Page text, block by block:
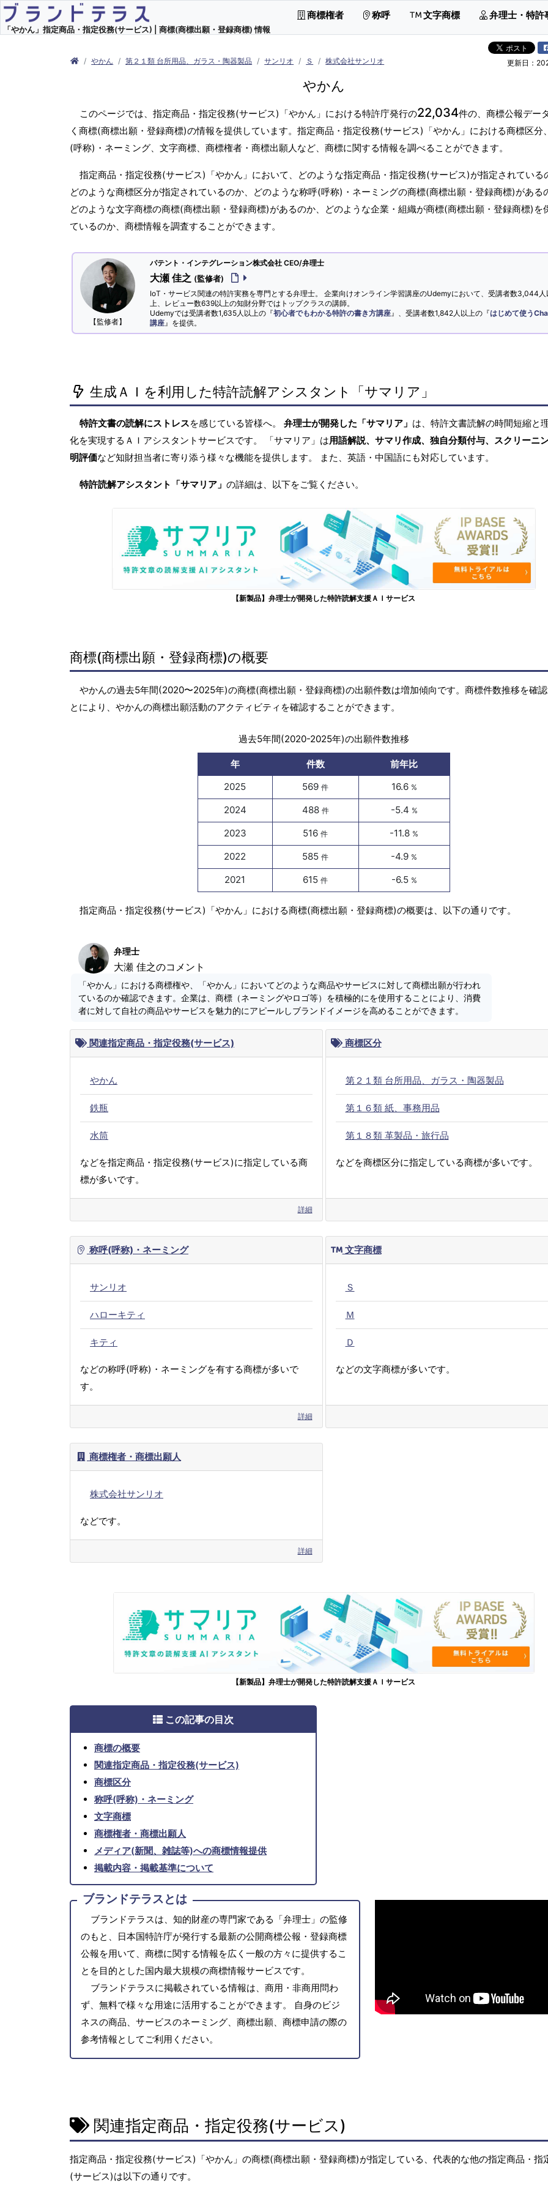
「やかん」指定商品・指定役務(サービス) | 商標(商標出願・登録商標) 情報
商標権者 称呼 文字商標 弁理士・特許
やかん 第２１類 台所用品、ガラス・陶器製品 サンリオ Ｓ 株式会社サンリオ 更新日：
やかん
このページでは、指定商品・指定役務(サービス)「やかん」における特許庁発行の22,034件の、商標公報デー
く商標(商標出願・登録商標)の情報を提供しています。指定商品・指定役務(サービス)「やかん」における商標区分
(呼称)・ネーミング、文字商標、商標権者・商標出願人など、商標に関する情報を調べることができます。
指定商品・指定役務(サービス)「やかん」において、どのような指定商品・指定役務(サービス)が指定されている
どのような商標区分が指定されているのか、どのような称呼(呼称)・ネーミングの商標(商標出願・登録商標)がある
どのような文字商標の商標(商標出願・登録商標)があるのか、どのような企業・組織が商標(商標出願・登録商標)を
ているのか、商標情報を調査することができます。
【監修者】
パテント・インテグレーション株式会社 CEO/弁理士
大瀬 佳之 (監修者)
IoT・サービス関連の特許実務を専門とする弁理士。 企業向けオンライン学習講座のUdemyにおいて、受講者数3,044人
上、レビュー数639以上の知財分野ではトップクラスの講師。
Udemyでは受講者数1,635人以上の『初心者でもわかる特許の書き方講座 』、受講者数1,842人以上の『はじめて使う
講座 』を提供。
生成ＡＩを利用した特許読解アシスタント「サマリア」
特許文書の読解にストレスを感じている皆様へ。 弁理士が開発した「サマリア」 は、特許文書読解の時間短縮と
化を実現するＡＩアシスタントサービスです。 「サマリア」は用語解説、サマリ作成、独自分類付与、スクリーニ
明評価など知財担当者に寄り添う様々な機能を提供します。 また、英語・中国語にも対応しています。
特許読解アシスタント「サマリア」 の詳細は、以下をご覧ください。
【新製品】弁理士が開発した特許読解支援ＡＩサービス
商標(商標出願・登録商標)の概要
やかんの過去5年間(2020〜2025年)の商標(商標出願・登録商標)の出願件数は増加傾向です。商標件数推移を確
とにより、やかんの商標出願活動のアクティビティを確認することができます。
過去5年間(2020-2025年)の出願件数推移
年 件数
前年比
2025
569件 16.6 %
2024 488 件 -5.4 %
2023 516件 -11.8 %
2022 585件 -4.9 %
2021 615件 -6.5 %
指定商品・指定役務(サービス)「やかん」における商標(商標出願・登録商標)の概要は、以下の通りです。
弁理士
大瀬 佳之のコメント
「やかん」における商標権や、「やかん」においてどのような商品やサービスに対して商標出願が行われ
ているのか確認できます。企業は、商標（ネーミングやロゴ等）を積極的にを使用することにより、消費
者に対して自社の商品やサービスを魅力的にアピールしブランドイメージを高めることができます。
関連指定商品・指定役務(サービス)
やかん
鉄瓶
水筒
などを指定商品・指定役務(サービス)に指定している商
標が多いです。
詳細
商標区分
第２１類 台所用品、ガラス・陶器製品
第１６類 紙、事務用品
第１８類 革製品・旅行品
などを商標区分に指定している商標が多いです。
称呼(呼称)・ネーミング
サンリオ
ハローキティ
キティ
などの称呼(呼称)・ネーミングを有する商標が多いで
す。
詳細
文字商標
Ｓ
Ｍ
Ｄ
などの文字商標が多いです。
商標権者・商標出願人
株式会社サンリオ
などです。
詳細
【新製品】弁理士が開発した特許読解支援ＡＩサービス
この記事の目次
商標の概要
関連指定商品・指定役務(サービス)
商標区分
称呼(呼称)・ネーミング
文字商標
商標権者・商標出願人
メディア(新聞、雑誌等)への商標情報提供
掲載内容・掲載基準について
ブランドテラスとは
ブランドテラスは、知的財産の専門家である「弁理士」の監修
のもと、日本国特許庁が発行する最新の公開商標公報・登録商標
公報を用いて、商標に関する情報を広く一般の方々に提供するこ
とを目的とした国内最大規模の商標情報サービスです。
ブランドテラスに掲載されている情報は、商用・非商用問わ
ず、無料で様々な用途に活用することができます。 自身のビジ
ネスの商品、サービスのネーミング、商標出願、商標申請の際の
参考情報としてご利用ください。
関連指定商品・指定役務(サービス)
指定商品・指定役務(サービス)「やかん」の商標(商標出願・登録商標)が指定している、代表的な他の指定商品・指
(サービス)は以下の通りです。